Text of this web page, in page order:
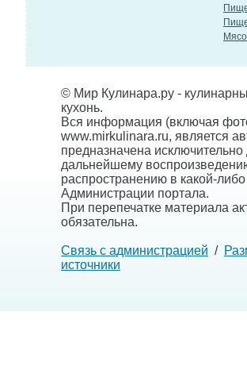
© Мир Кулинара.ру -
кухонь.
Вся информация (включая
www.mirkulinara.ru, является
предназначена
дальнейшему
распространению в какой-
Администрации портала.
При перепечатке материала
обязательна.
Связь с администрацией /
источники